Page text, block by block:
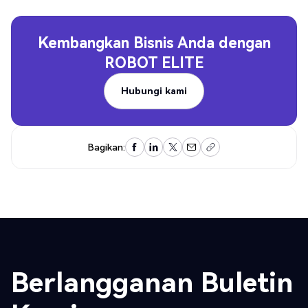
Kembangkan Bisnis Anda dengan
ROBOT ELITE
Hubungi kami
Hubungi kami
Bagikan:
Berlangganan Buletin